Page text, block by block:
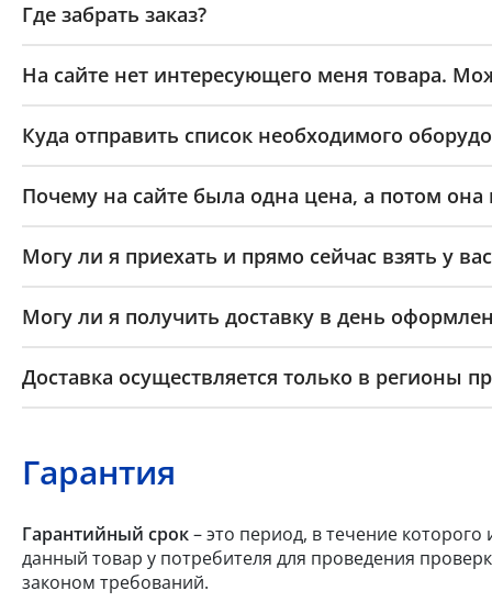
Где забрать заказ?
На сайте нет интересующего меня товара.
Куда отправить список необходимого
Почему на сайте была одна цена, а потом она
Могу ли я приехать и прямо сейчас взять у
Могу ли я получить доставку в день
Доставка осуществляется только в регионы
Гарантия
Гарантийный срок– это период, в течение которого
данный товар у потребителя для проведения
законом требований.